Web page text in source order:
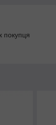
покупця